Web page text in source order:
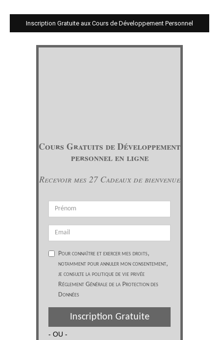
Inscription Gratuite aux Cours de Développement Personnel
Cours Gratuits de Développement
personnel en ligne
Recevoir mes 27 Cadeaux de bienvenue
Pour connaître et exercer mes droits,
notamment pour annuler mon consentement,
je consulte la politique de vie privée
Réglement Générale de la Protection des
Données
Inscription Gratuite
- OU -